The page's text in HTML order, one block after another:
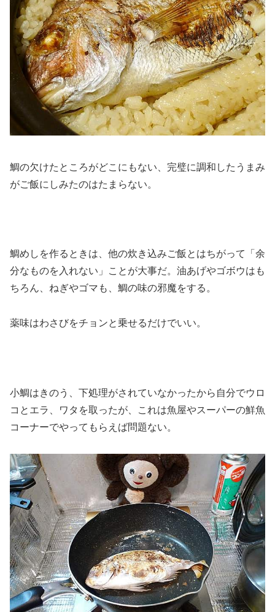
鯛の欠けたところがどこにもない、完璧に調和したうまみ
がご飯にしみたのはたまらない。
鯛めしを作るときは、他の炊き込みご飯とはちがって「余
分なものを入れない」ことが大事だ。油あげやゴボウはも
ちろん、ねぎやゴマも、鯛の味の邪魔をする。
薬味はわさびをチョンと乗せるだけでいい。
小鯛はきのう、下処理がされていなかったから自分でウロ
コとエラ、ワタを取ったが、これは魚屋やスーパーの鮮魚
コーナーでやってもらえば問題ない。